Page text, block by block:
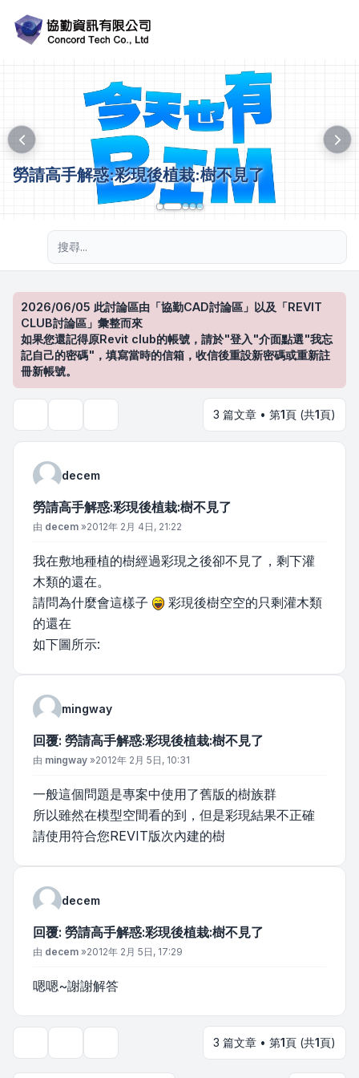
勞請高手解惑:彩現後植栽:樹不見了
2026/06/05 此討論區由「協勤CAD討論區」以及「REVIT
CLUB討論區」彙整而來
如果您還記得原Revit club的帳號，請於"登入"介面點選"我忘
記自己的密碼"，填寫當時的信箱，收信後重設新密碼或重新註
冊新帳號。
3 篇文章 • 第1頁 (共1頁)
decem
勞請高手解惑:彩現後植栽:樹不見了
文章
由 decem »2012年 2月 4日, 21:22
我在敷地種植的樹經過彩現之後卻不見了，剩下灌
木類的還在。
請問為什麼會這樣子
彩現後樹空空的只剩灌木類
的還在
如下圖所示:
mingway
回覆: 勞請高手解惑:彩現後植栽:樹不見了
文章
由 mingway »2012年 2月 5日, 10:31
一般這個問題是專案中使用了舊版的樹族群
所以雖然在模型空間看的到，但是彩現結果不正確
請使用符合您REVIT版次內建的樹
decem
回覆: 勞請高手解惑:彩現後植栽:樹不見了
文章
由 decem »2012年 2月 5日, 17:29
嗯嗯~謝謝解答
3 篇文章 • 第1頁 (共1頁)